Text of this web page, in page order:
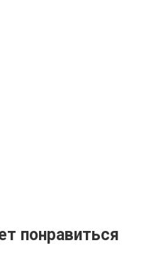
понравиться